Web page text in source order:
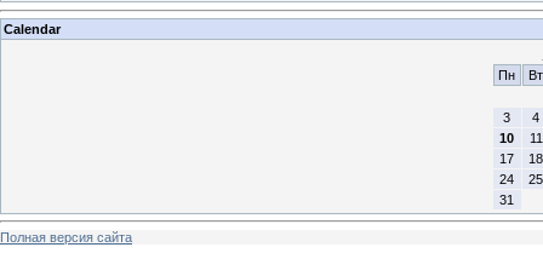
Calendar
Пн
Вт
3
4
10
11
17
18
24
25
31
Полная версия сайта